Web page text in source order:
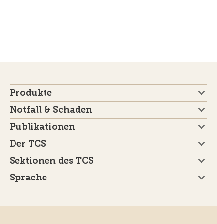
Produkte
Notfall & Schaden
Publikationen
Der TCS
Sektionen des TCS
Sprache